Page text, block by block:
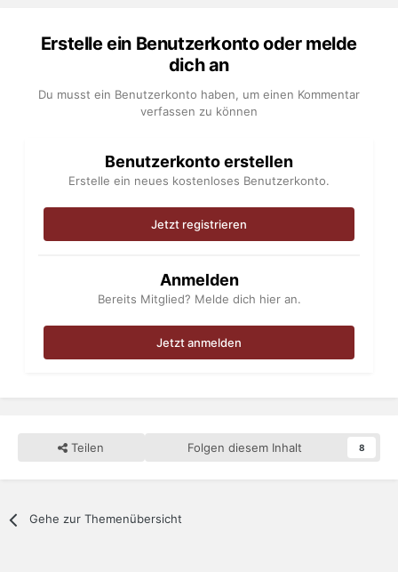
Erstelle ein Benutzerkonto oder melde
dich an
Du musst ein Benutzerkonto haben, um einen Kommentar
verfassen zu können
Benutzerkonto erstellen
Erstelle ein neues kostenloses Benutzerkonto.
Jetzt registrieren
Anmelden
Bereits Mitglied? Melde dich hier an.
Jetzt anmelden
Teilen Folgen diesem Inhalt 8
Gehe zur Themenübersicht